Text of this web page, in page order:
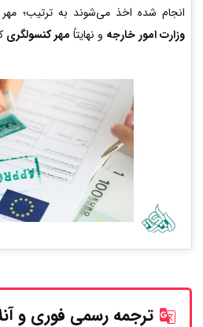
انجام شده اخذ می‌شوند به ترتیب؛ مهر
وزارت امور خارجه و نهایتاً مهر کنسولگری
ترجمه رسمی فوری و